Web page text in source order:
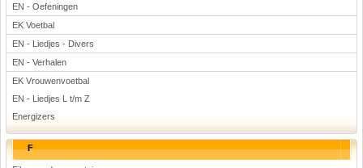
EN - Oefeningen
EK Voetbal
EN - Liedjes - Divers
EN - Verhalen
EK Vrouwenvoetbal
EN - Liedjes L t/m Z
Energizers
F